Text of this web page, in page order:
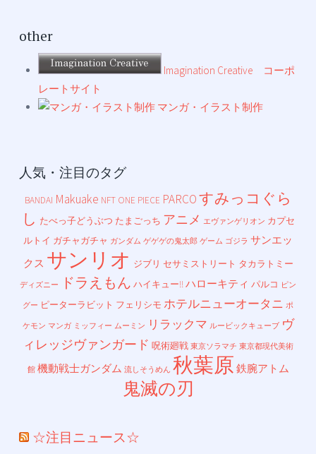
other
Imagination Creative コーポ
レートサイト
マンガ・イラスト制作
人気・注目のタグ
BANDAI Makuake NFT ONE PIECE PARCOすみっコぐら
し たべっ子どうぶつ たまごっち アニメ エヴァンゲリオン カプセ
ルトイ ガチャガチャ ガンダム ゲゲゲの鬼太郎 ゲーム ゴジラ サンエッ
クス サンリオ ジブリ セサミストリート タカラトミー
ディズニー ドラえもん ハイキュー!!ハローキティ パルコ ピン
グー ピーターラビット フェリシモ ホテルニューオータニ ポ
ケモン マンガ ミッフィー ムーミン リラックマ ルービックキューブ ヴ
ィレッジヴァンガード 呪術廻戦 東京ソラマチ 東京都現代美術
館 機動戦士ガンダム 流しそうめん 秋葉原 鉄腕アトム
鬼滅の刃
☆注目ニュース☆